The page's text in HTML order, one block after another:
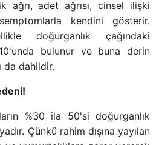
ağrı, adet ağrısı, cinsel ilişki
kendini gösterir.
doğurganlık çağındaki
bulunur ve buna derin
da dahildir.
%30 ila 50'si doğurganlık
Çünkü rahim dışına yayılan